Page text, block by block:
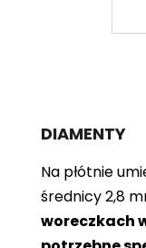
DIAMENTY
Na płótnie
średnicy 2,8
woreczkach